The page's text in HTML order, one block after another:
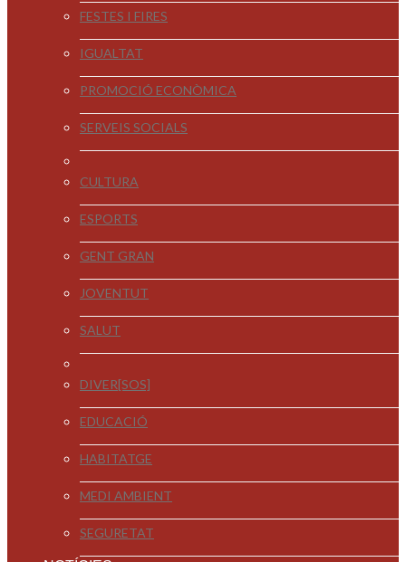
FESTES I FIRES
IGUALTAT
PROMOCIÓ ECONÒMICA
SERVEIS SOCIALS
CULTURA
ESPORTS
GENT GRAN
JOVENTUT
SALUT
DIVER[SOS]
EDUCACIÓ
HABITATGE
MEDI AMBIENT
SEGURETAT